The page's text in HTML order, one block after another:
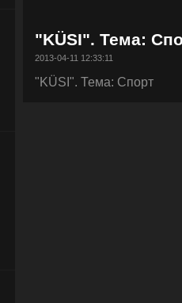
"KÜSI". Тема:
2013-04-11 12:33:11
"KÜSI". Тема: Спорт